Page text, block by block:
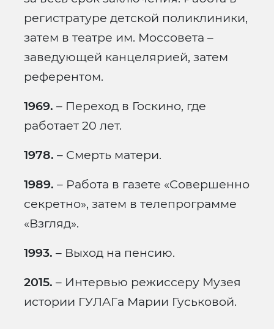
регистратуре детской поликлиники,
затем в театре им. Моссовета –
заведующей канцелярией, затем
референтом.
1969. – Переход в Госкино, где
работает 20 лет.
1978. – Смерть матери.
1989. – Работа в газете «Совершенно
секретно», затем в телепрограмме
«Взгляд».
1993. – Выход на пенсию.
2015. – Интервью режиссеру Музея
истории ГУЛАГа Марии Гуськовой.